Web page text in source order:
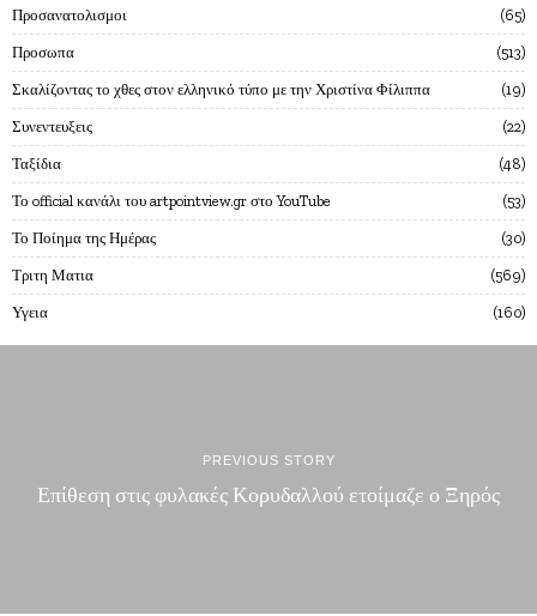
Προσανατολισμοι 65
Προσωπα 513
Σκαλίζοντας το χθες στον ελληνικό τύπο με την Χριστίνα Φίλιππα 19
Συνεντευξεις 22
Ταξίδια 48
Το official κανάλι του artpointview.gr στο YouTube 53
Το Ποίημα της Ημέρας 30
Τριτη Ματια 569
Υγεια 160
PREVIOUS STORY
Επίθεση στις φυλακές Κορυδαλλού ετοίμαζε ο Ξηρός